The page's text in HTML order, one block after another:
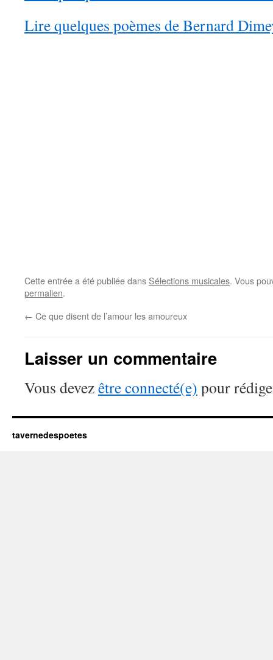
Lire quelques poèmes de Bernard
Cette entrée a été publiée dans Sélections musicales. Vous
permalien.
← Ce que disent de l’amour les amoureux
Laisser un commentaire
Vous devezêtre connecté(e) pour
tavernedespoetes